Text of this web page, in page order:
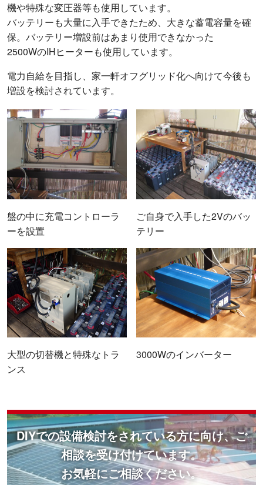
機や特殊な変圧器等も使用しています。
バッテリーも大量に入手できたため、大きな蓄電容量を確
保。バッテリー増設前はあまり使用できなかった
2500WのIHヒーターも使用しています。
電力自給を目指し、家一軒オフグリッド化へ向けて今後も
増設を検討されています。
盤の中に充電コントローラ
ーを設置
ご自身で入手した2Vのバッ
テリー
大型の切替機と特殊なトラ
ンス
3000Wのインバーター
DIYでの設備検討をされている方に向け、ご
相談を受け付けています。
お気軽にご相談ください。